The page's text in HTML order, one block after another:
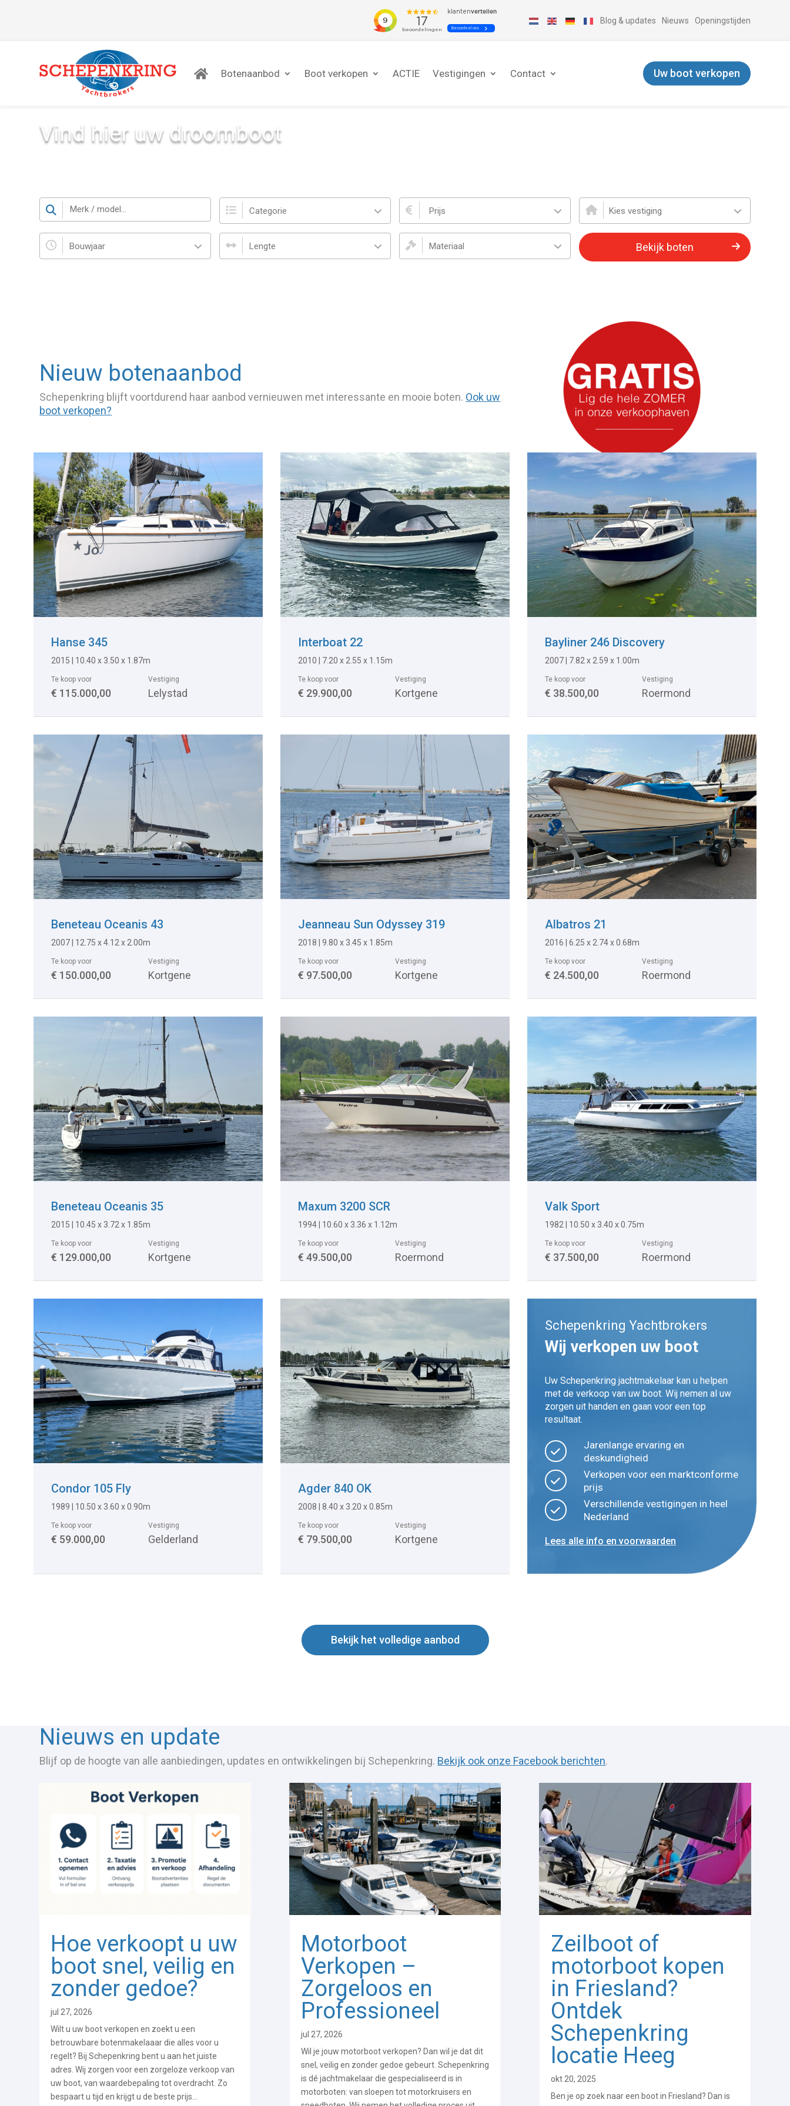
Blog & updates Nieuws Openingstijden
Botenaanbod Boot verkopen ACTIE Vestigingen Contact Uw boot verkopen
Vind hier uw droomboot
Nieuw botenaanbod
Schepenkring blijft voortdurend haar aanbod vernieuwen met interessante en mooie boten. Ook uw
boot verkopen?
Hanse 345
2015 10.40 x 3.50 x 1.87m
Te koop voor
€ 115.000,00
Vestiging
Lelystad
Interboat 22
2010 7.20 x 2.55 x 1.15m
Te koop voor
€ 29.900,00
Vestiging
Kortgene
Bayliner 246 Discovery
2007 7.82 x 2.59 x 1.00m
Te koop voor
€ 38.500,00
Vestiging
Roermond
Beneteau Oceanis 43
2007 12.75 x 4.12 x 2.00m
Te koop voor
€ 150.000,00
Vestiging
Kortgene
Jeanneau Sun Odyssey 319
2018 9.80 x 3.45 x 1.85m
Te koop voor
€ 97.500,00
Vestiging
Kortgene
Albatros 21
2016 6.25 x 2.74 x 0.68m
Te koop voor
€ 24.500,00
Vestiging
Roermond
Beneteau Oceanis 35
2015 10.45 x 3.72 x 1.85m
Te koop voor
€ 129.000,00
Vestiging
Kortgene
Maxum 3200 SCR
1994 10.60 x 3.36 x 1.12m
Te koop voor
€ 49.500,00
Vestiging
Roermond
Valk Sport
1982 10.50 x 3.40 x 0.75m
Te koop voor
€ 37.500,00
Vestiging
Roermond
Condor 105 Fly
1989 10.50 x 3.60 x 0.90m
Te koop voor
€ 59.000,00
Vestiging
Gelderland
Agder 840 OK
2008 8.40 x 3.20 x 0.85m
Te koop voor
€ 79.500,00
Vestiging
Kortgene
Schepenkring Yachtbrokers
Wij verkopen uw boot
Uw Schepenkring jachtmakelaar kan u helpen
met de verkoop van uw boot. Wij nemen al uw
zorgen uit handen en gaan voor een top
resultaat.
Jarenlange ervaring en
deskundigheid
Verkopen voor een marktconforme
prijs
Verschillende vestigingen in heel
Nederland
Lees alle info en voorwaarden
Bekijk het volledige aanbod
Nieuws en update
Blijf op de hoogte van alle aanbiedingen, updates en ontwikkelingen bij Schepenkring. Bekijk ook onze Facebook berichten.
Hoe verkoopt u uw
boot snel, veilig en
zonder gedoe?
jul 27, 2026
Wilt u uw boot verkopen en zoekt u een
betrouwbare botenmakelaaar die alles voor u
regelt? Bij Schepenkring bent u aan het juiste
adres. Wij zorgen voor een zorgeloze verkoop van
uw boot, van waardebepaling tot overdracht. Zo
bespaart u tijd en krijgt u de beste prijs...
Motorboot
Verkopen –
Zorgeloos en
Professioneel
jul 27, 2026
Wil je jouw motorboot verkopen? Dan wil je dat dit
snel, veilig en zonder gedoe gebeurt. Schepenkring
is dé jachtmakelaar die gespecialiseerd is in
motorboten: van sloepen tot motorkruisers en
Zeilboot of
motorboot kopen
in Friesland?
Ontdek
Schepenkring
locatie Heeg
okt 20, 2025
Ben je op zoek naar een boot in Friesland? Dan is